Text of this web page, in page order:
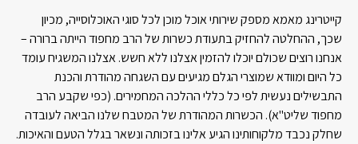
קייטרינג מאמא מספק שירותי אוכל מוכן לכל סוגי האוכלוסייה, מכיון
שכך, ההחלטה להחזיק בתעודת כשרות של הרב מחפוד הייתה ברורה –
אנחנו רוצים שכולם יוכלו להזמין אצלנו ללא חשש. אצלנו המשגיח עומד
כל היום ומוודא שמוצרי הגלם מגיעים עם השגחה מהודרת והכנת
התבשילים נעשית לפי כל כללי ההלכה המחמירים. (כפי שקבע הרב
מחפוד שליט"א). הכשרות המהודרת של המטבח שלנו הביאה לעובדה
שחלק נכבד מלקוחותינו הגיע אלינו בזכותה ונשאר בגלל הטעם והאיכות.